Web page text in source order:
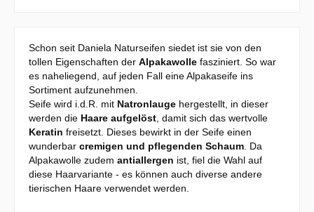
Schon seit Daniela Naturseifen siedet ist sie von den
tollen Eigenschaften der Alpakawolle fasziniert. So war
es naheliegend, auf jeden Fall eine Alpakaseife ins
Sortiment aufzunehmen.
Seife wird i.d.R. mit Natronlauge hergestellt, in dieser
werden die Haare aufgelöst, damit sich das wertvolle
Keratin freisetzt. Dieses bewirkt in der Seife einen
wunderbar cremigen und pflegenden Schaum. Da
Alpakawolle zudem antiallergen ist, fiel die Wahl auf
diese Haarvariante - es können auch diverse andere
tierischen Haare verwendet werden.